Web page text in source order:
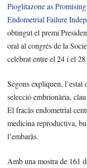
Pioglitazone as
Endometrial Failure
obtingut el premi
oral al congrés de la
celebrat entre el 24 i el
Segons expliquen, l’estat
selecció embrionària,
El fracàs endometrial
medicina reproductiva,
l’embaràs.
Amb una mostra de 161